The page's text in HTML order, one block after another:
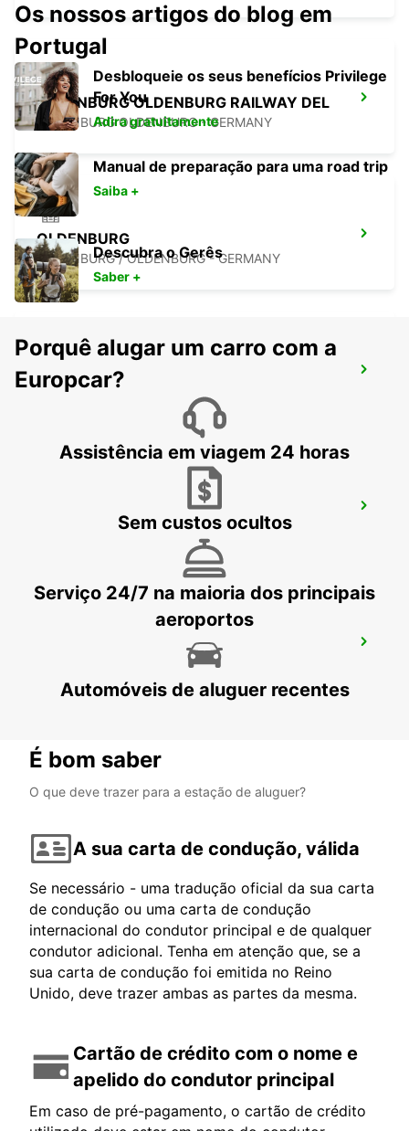
OLDENBURG OLDENBURG RAILWAY DEL
OLEDNBURG OLDENBURG - GERMANY
OLDENBURG
OLDENBURG / OLDENBURG - GERMANY
WILHELMSHAVEN
WILHELMSHAVEN - GERMANY
MINDEN - GERMANY
Os nossos artigos do blog em
Portugal
Desbloqueie os seus benefícios Privilege
For You
Adira gratuitamente
Manual de preparação para uma road trip
Saiba +
Descubra o Gerês
Saber +
Porquê alugar um carro com a
Europcar?
Assistência em viagem 24 horas
Sem custos ocultos
Serviço 24/7 na maioria dos principais
aeroportos
Automóveis de aluguer recentes
É bom saber
O que deve trazer para a estação de aluguer?
A sua carta de condução, válida
Se necessário - uma tradução oficial da sua carta
de condução ou uma carta de condução
internacional do condutor principal e de qualquer
condutor adicional. Tenha em atenção que, se a
sua carta de condução foi emitida no Reino
Unido, deve trazer ambas as partes da mesma.
Cartão de crédito com o nome e
apelido do condutor principal
Em caso de pré-pagamento, o cartão de crédito